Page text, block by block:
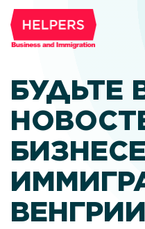
БУДЬТЕ
ВЕНГРИИ